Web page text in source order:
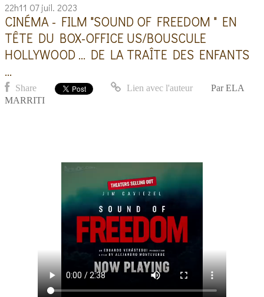
22h11 07 juil. 2023
CINÉMA - FILM "SOUND OF FREEDOM " EN
TÊTE DU BOX-OFFICE US/BOUSCULE
HOLLYWOOD ... DE LA TRAÎTE DES ENFANTS
...
Share Lien avec l'auteur Par ELA
MARRITI